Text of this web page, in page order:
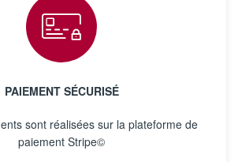
PAIEMENT SÉCURISÉ
sont réalisées sur la plateforme de
paiement Stripe©